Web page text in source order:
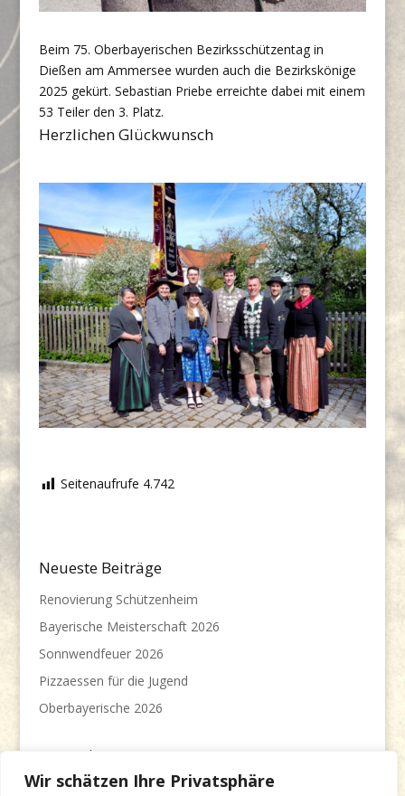
Wir schätzen Ihre Privatsphäre
Beim 75. Oberbayerischen Bezirksschützentag in
Dießen am Ammersee wurden auch die Bezirkskönige
2025 gekürt. Sebastian Priebe erreichte dabei mit einem
53 Teiler den 3. Platz.
Herzlichen Glückwunsch
Seitenaufrufe 4.742
Neueste Beiträge
Renovierung Schützenheim
Bayerische Meisterschaft 2026
Sonnwendfeuer 2026
Pizzaessen für die Jugend
Oberbayerische 2026
Meist gelesenen Beiträge
Jahresmeisterschaft 2022/23 (22.798)